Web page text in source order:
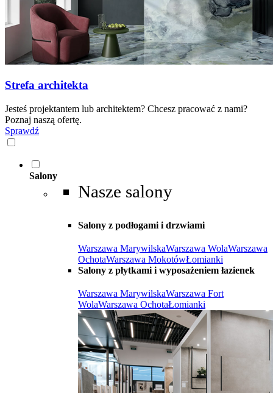
Strefa architekta
Jesteś projektantem lub architektem? Chcesz pracować z nami?
Poznaj naszą ofertę.
Sprawdź
Salony
Nasze salony
Salony z podłogami i drzwiami
Warszawa MarywilskaWarszawa WolaWarszawa
OchotaWarszawa MokotówŁomianki
Salony z płytkami i wyposażeniem łazienek
Warszawa MarywilskaWarszawa Fort
WolaWarszawa OchotaŁomianki